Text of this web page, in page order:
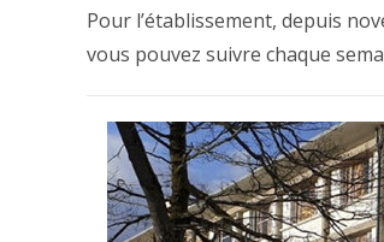
Pour l’établissement, depuis
vous pouvez suivre chaque